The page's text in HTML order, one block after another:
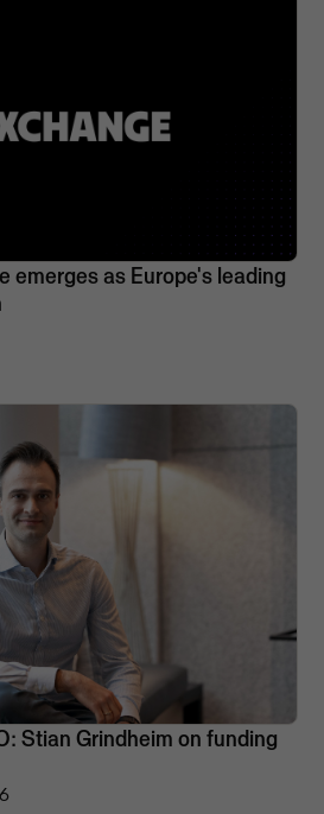
emerges as Europe's leading
Stian Grindheim on funding